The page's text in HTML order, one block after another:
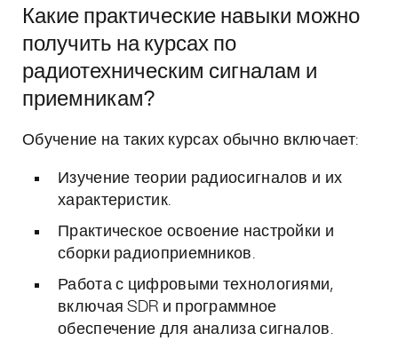
Какие практические навыки можно
получить на курсах по
радиотехническим сигналам и
приемникам?
Обучение на таких курсах обычно включает:
Изучение теории радиосигналов и их
характеристик.
Практическое освоение настройки и
сборки радиоприемников.
Работа с цифровыми технологиями,
включая SDR и программное
обеспечение для анализа сигналов.